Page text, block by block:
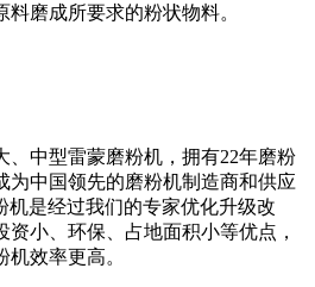
磨成所要求的粉状物料。
、中型雷蒙磨粉机，拥有22年磨粉
为中国领先的磨粉机制造商和供应
机是经过我们的专家优化升级改
资小、环保、占地面积小等优点，
效率更高。